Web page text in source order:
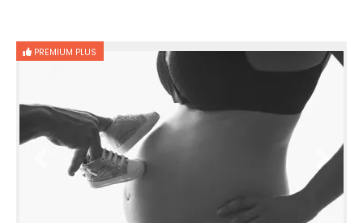
PREMIUM PLUS